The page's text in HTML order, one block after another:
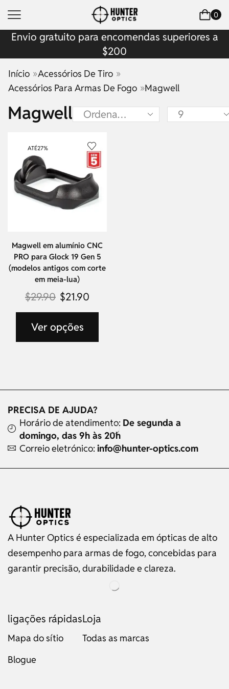
0
Envio gratuito para encomendas superiores a
$200
Início »Acessórios De Tiro »
Acessórios Para Armas De Fogo »Magwell
Magwell
ATÉ27%
Magwell em alumínio CNC
PRO para Glock 19 Gen 5
(modelos antigos com corte
em meia-lua)
$29.90 $21.90
Ver opções
PRECISA DE AJUDA?
Horário de atendimento: De segunda a
domingo, das 9h às 20h
Correio eletrónico: info@hunter-optics.com
A Hunter Optics é especializada em ópticas de alto
desempenho para armas de fogo, concebidas para
garantir precisão, durabilidade e clareza.
ligações rápidas
Mapa do sítio
Blogue
Loja
Todas as marcas